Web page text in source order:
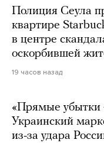
Полиция Сеула
квартире
в центре
оскорбившей
19 часов назад
«Прямые убытки
Украинский
из-за удара